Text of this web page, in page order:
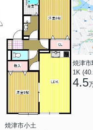
焼津市小土
焼津市
1K
4.5